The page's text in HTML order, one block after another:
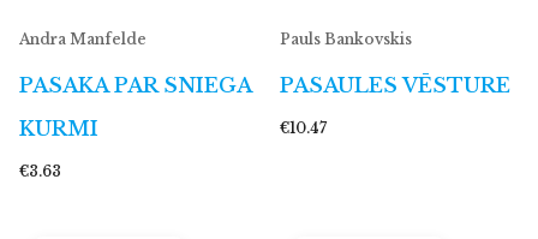
Andra Manfelde
PASAKA PAR SNIEGA
KURMI
€3.63
Pauls Bankovskis
PASAULES VĒSTURE
€10.47